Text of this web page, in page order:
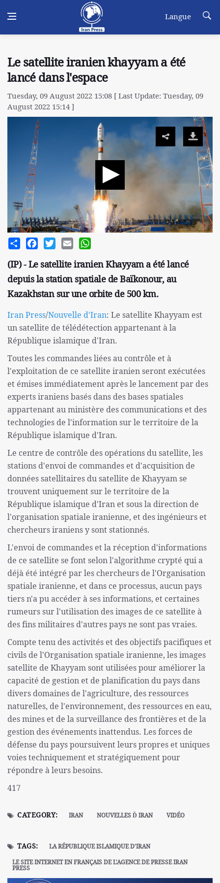
Langue
Le satellite iranien khayyam a été
lancé dans l'espace
Tuesday, 09 August 2022 15:08 [ Last Update: Tuesday, 09
August 2022 15:14 ]
Share FacebookTwitterEmail
(IP) - Le satellite iranien Khayyam a été lancé
depuis la station spatiale de Baïkonour, au
Kazakhstan sur une orbite de 500 km.
Iran Press/Nouvelle d'Iran: Le satellite Khayyam est
un satellite de télédétection appartenant à la
République islamique d'Iran.
Toutes les commandes liées au contrôle et à
l'exploitation de ce satellite iranien seront exécutées
et émises immédiatement après le lancement par des
experts iraniens basés dans des bases spatiales
appartenant au ministère des communications et des
technologies de l'information sur le territoire de la
République islamique d'Iran.
Le centre de contrôle des opérations du satellite, les
stations d'envoi de commandes et d'acquisition de
données satellitaires du satellite de Khayyam se
trouvent uniquement sur le territoire de la
République islamique d'Iran et sous la direction de
l'organisation spatiale iranienne, et des ingénieurs et
chercheurs iraniens y sont stationnés.
L'envoi de commandes et la réception d'informations
de ce satellite se font selon l'algorithme crypté qui a
déjà été intégré par les chercheurs de l'Organisation
spatiale iranienne, et dans ce processus, aucun pays
tiers n'a pu accéder à ses informations, et certaines
rumeurs sur l'utilisation des images de ce satellite à
des fins militaires d'autres pays ne sont pas vraies.
Compte tenu des activités et des objectifs pacifiques et
civils de l'Organisation spatiale iranienne, les images
satellite de Khayyam sont utilisées pour améliorer la
capacité de gestion et de planification du pays dans
divers domaines de l'agriculture, des ressources
naturelles, de l'environnement, des ressources en eau,
des mines et de la surveillance des frontières et de la
gestion des événements inattendus. Les forces de
défense du pays poursuivent leurs propres et uniques
voies techniquement et stratégiquement pour
répondre à leurs besoins.
417
CATEGORY: IRAN NOUVELLES Ď IRAN VIDÉO
TAGS:
LA RÉPUBLIQUE ISLAMIQUE D'IRAN
LE SITE INTERNET EN FRANÇAIS DE L'AGENCE DE PRESSE IRAN
PRESS